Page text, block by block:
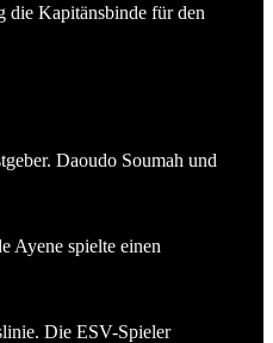
die Kapitänsbinde für den
Daoudo Soumah und
Ayene spielte einen
Die ESV-Spieler